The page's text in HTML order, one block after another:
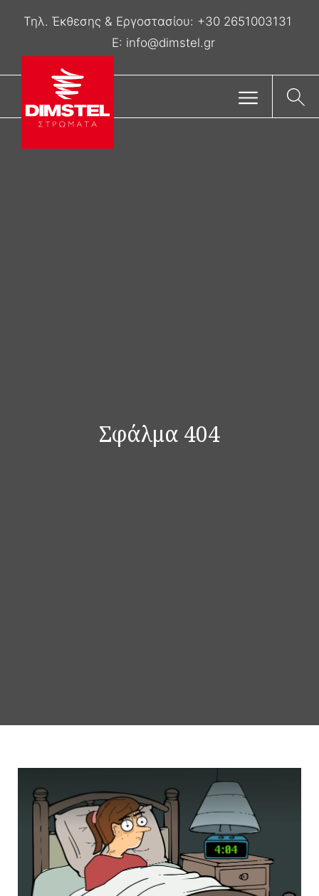
Τηλ. Έκθεσης & Eργοστασίου: +30 2651003131
E: info@dimstel.gr
Σφάλμα 404